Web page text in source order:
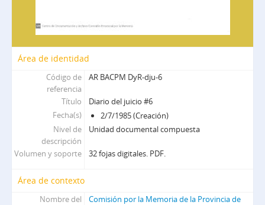
36 - Diario del juicio #36
dno - Diario Noticias
dca - El Descamisado
elp - El Peronista
lcp - La Causa Peronista
caf - Cafra
per - El periodista
nper - El nuevo periodista
lps - Los periodistas
Área de identidad
Código de
referencia
AR BACPM DyR-dju-6
Título
Diario del juicio #6
Fecha(s)
2/7/1985 (Creación)
Nivel de
descripción
Unidad documental compuesta
Volumen y soporte 32 fojas digitales. PDF.
Área de contexto
Nombre del
Comisión por la Memoria de la Provincia de